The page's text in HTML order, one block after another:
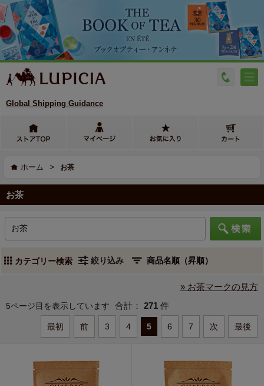
Global Shipping Guidance
ホーム > お茶
お茶
カテゴリー検索 絞り込み
» お茶マークの見方
5ページ目を表示しています 合計： 271 件
最初 前 3 4 5 6 7 次 最後